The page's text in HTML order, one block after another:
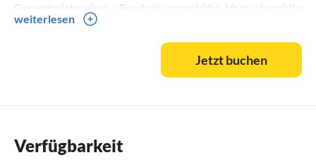
Gesamtmietpreises + Bearbeitungsgebühr.- Vorausbezahlte
Zusatzleistungen, z.B. Bettwäsche, Endreinigung und
Kinderstuhl usw. werden zu 100 % erstattet, wenn der
weiterlesen
Jetzt buchen
Verfügbarkeit